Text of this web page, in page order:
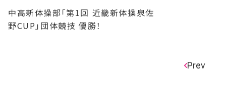
中高新体操部「第1回 近畿新体操泉佐
野CUP」団体競技 優勝！
Prev